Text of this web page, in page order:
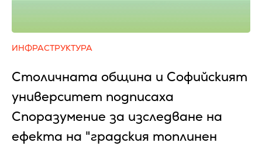
ИНФРАСТРУКТУРА
Столичната община и Софийският
университет подписаха
Споразумение за изследване на
ефекта на "градския топлинен